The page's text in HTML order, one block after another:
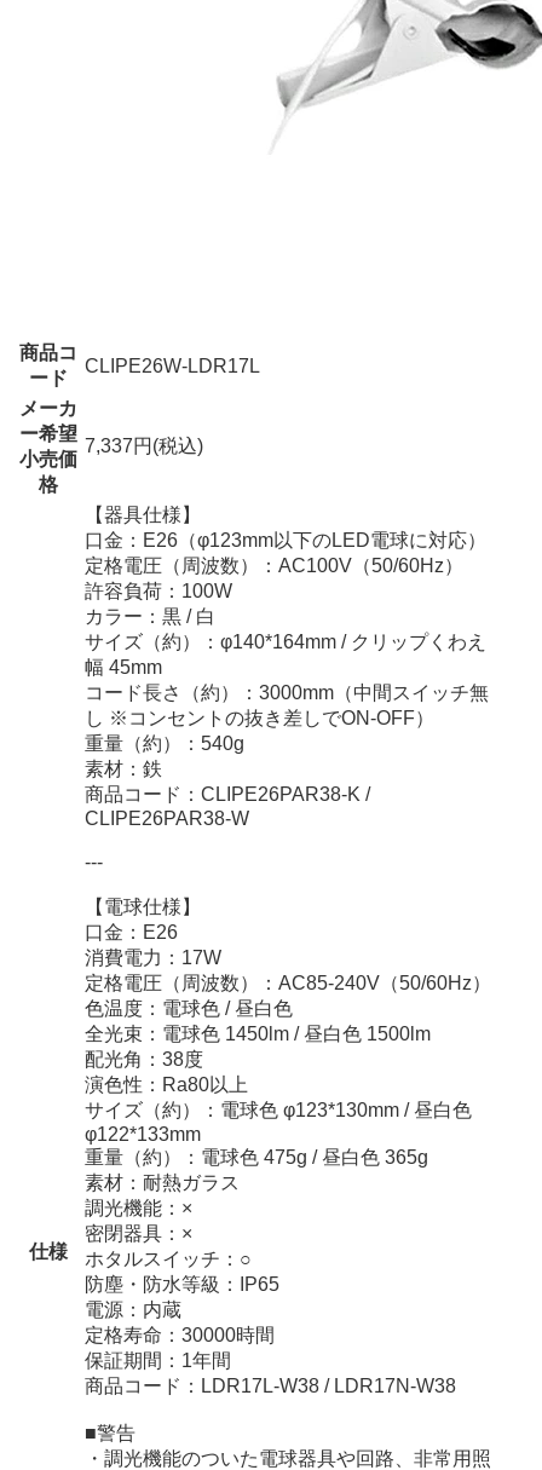
商品コ
ード
CLIPE26W-LDR17L
メーカ
ー希望
小売価
格
7,337円(税込)
仕様
【器具仕様】
口金：E26（φ123mm以下のLED電球に対応）
定格電圧（周波数）：AC100V（50/60Hz）
許容負荷：100W
カラー：黒 / 白
サイズ（約）：φ140*164mm / クリップくわえ
幅 45mm
コード長さ（約）：3000mm（中間スイッチ無
し ※コンセントの抜き差しでON-OFF）
重量（約）：540g
素材：鉄
商品コード：CLIPE26PAR38-K /
CLIPE26PAR38-W
---
【電球仕様】
口金：E26
消費電力：17W
定格電圧（周波数）：AC85-240V（50/60Hz）
色温度：電球色 / 昼白色
全光束：電球色 1450lm / 昼白色 1500lm
配光角：38度
演色性：Ra80以上
サイズ（約）：電球色 φ123*130mm / 昼白色
φ122*133mm
重量（約）：電球色 475g / 昼白色 365g
素材：耐熱ガラス
調光機能：×
密閉器具：×
ホタルスイッチ：○
防塵・防水等級：IP65
電源：内蔵
定格寿命：30000時間
保証期間：1年間
商品コード：LDR17L-W38 / LDR17N-W38
■警告
・調光機能のついた電球器具や回路、非常用照